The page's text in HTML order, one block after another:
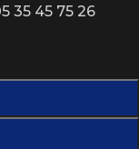
35 45 75 26